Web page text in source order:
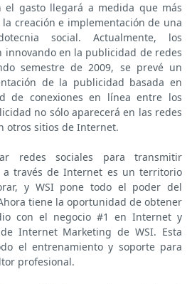
el gasto llegará a medida que más
creación e implementación de una
social. Actualmente, los
innovando en la publicidad de redes
semestre de 2009, se prevé un
de la publicidad basada en
de conexiones en línea entre los
no sólo aparecerá en las redes
otros sitios de Internet.
redes sociales para transmitir
a través de Internet es un territorio
y WSI pone todo el poder del
tiene la oportunidad de obtener
con el negocio #1 en Internet y
Internet Marketing de WSI. Esta
el entrenamiento y soporte para
profesional.